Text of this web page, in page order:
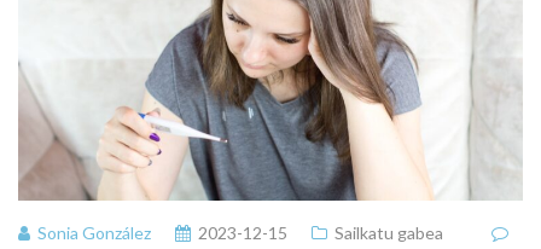
Sonia González 2023-12-15
Sailkatu gabea